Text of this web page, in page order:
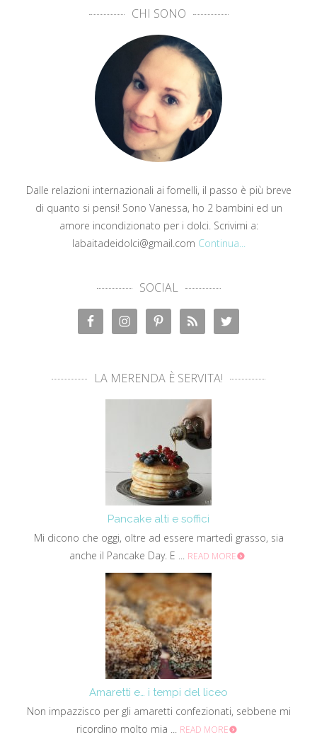
CHI SONO
Dalle relazioni internazionali ai fornelli, il passo è più breve
di quanto si pensi! Sono Vanessa, ho 2 bambini ed un
amore incondizionato per i dolci. Scrivimi a:
labaitadeidolci@gmail.com Continua...
SOCIAL
LA MERENDA È SERVITA!
Pancake alti e soffici
Mi dicono che oggi, oltre ad essere martedì grasso, sia
anche il Pancake Day. E ... READ MORE
Amaretti e… i tempi del liceo
Non impazzisco per gli amaretti confezionati, sebbene mi
ricordino molto mia ... READ MORE